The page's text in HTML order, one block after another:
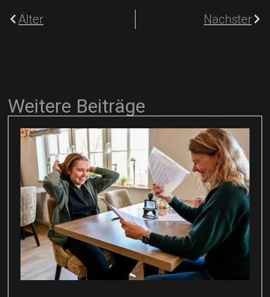
Älter Nächster
Weitere Beiträge